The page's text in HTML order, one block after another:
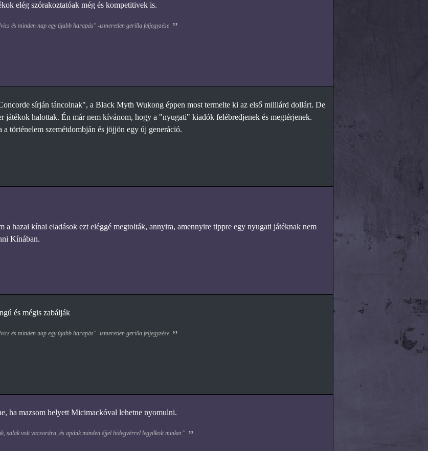
elég szórakoztatóak még és kompetitivek is.
és minden nap egy újabb harapás" -ismeretlen gerilla feljegyzése
sírján táncolnak", a Black Myth Wukong éppen most termelte ki az első milliárd dollárt. De
játékok halottak. Én már nem kívánom, hogy a "nyugati" kiadók felébredjenek és megtérjenek.
a történelem szemétdombján és jöjjön egy új generáció.
a hazai kínai eladások ezt eléggé megtolták, annyira, amennyire tippre egy nyugati játéknak nem
Kínában.
és mégis zabálják
és minden nap egy újabb harapás" -ismeretlen gerilla feljegyzése
ha mazsom helyett Micimackóval lehetne nyomulni.
salak volt vacsorára, és apánk minden éjjel hidegvérrel legyilkolt minket."